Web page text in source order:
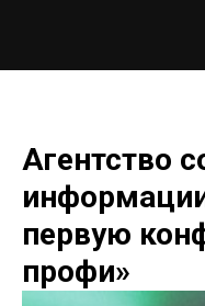
Агентство
первую
профи»